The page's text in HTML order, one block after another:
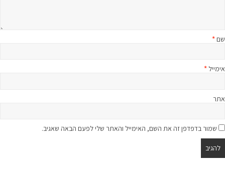
שם*
אימייל *
אתר
שמור בדפדפן זה את השם, האימייל והאתר שלי לפעם הבאה שאגיב.